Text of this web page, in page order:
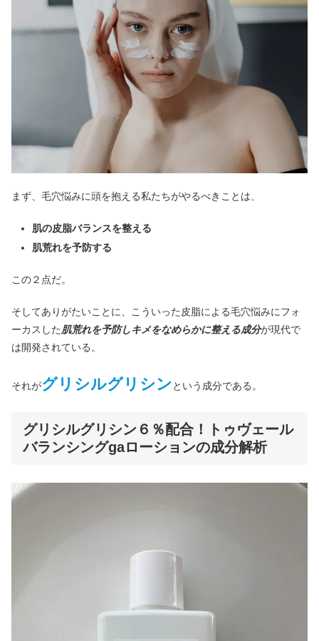
まず、毛穴悩みに頭を抱える私たちがやるべきことは、
肌の皮脂バランスを整える
肌荒れを予防する
この２点だ。
そしてありがたいことに、こういった皮脂による毛穴悩みにフォ
ーカスした肌荒れを予防しキメをなめらかに整える成分が現代で
は開発されている。
それがグリシルグリシン という成分である。
グリシルグリシン６％配合！トゥヴェール
バランシングgaローションの成分解析